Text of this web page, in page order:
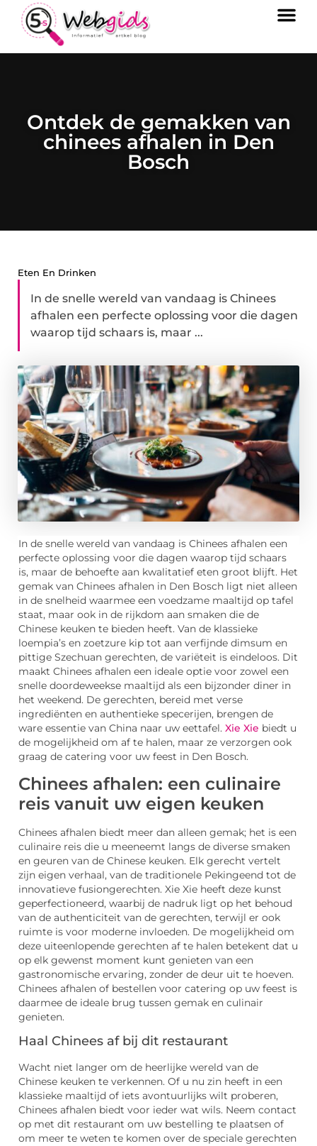
Ontdek de gemakken van
chinees afhalen in Den
Bosch
Eten En Drinken
In de snelle wereld van vandaag is Chinees
afhalen een perfecte oplossing voor die dagen
waarop tijd schaars is, maar ...
In de snelle wereld van vandaag is Chinees afhalen een
perfecte oplossing voor die dagen waarop tijd schaars
is, maar de behoefte aan kwalitatief eten groot blijft. Het
gemak van Chinees afhalen in Den Bosch ligt niet alleen
in de snelheid waarmee een voedzame maaltijd op tafel
staat, maar ook in de rijkdom aan smaken die de
Chinese keuken te bieden heeft. Van de klassieke
loempia’s en zoetzure kip tot aan verfijnde dimsum en
pittige Szechuan gerechten, de variëteit is eindeloos. Dit
maakt Chinees afhalen een ideale optie voor zowel een
snelle doordeweekse maaltijd als een bijzonder diner in
het weekend. De gerechten, bereid met verse
ingrediënten en authentieke specerijen, brengen de
ware essentie van China naar uw eettafel. Xie Xie biedt u
de mogelijkheid om af te halen, maar ze verzorgen ook
graag de catering voor uw feest in Den Bosch.
Chinees afhalen: een culinaire
reis vanuit uw eigen keuken
Chinees afhalen biedt meer dan alleen gemak; het is een
culinaire reis die u meeneemt langs de diverse smaken
en geuren van de Chinese keuken. Elk gerecht vertelt
zijn eigen verhaal, van de traditionele Pekingeend tot de
innovatieve fusiongerechten. Xie Xie heeft deze kunst
geperfectioneerd, waarbij de nadruk ligt op het behoud
van de authenticiteit van de gerechten, terwijl er ook
ruimte is voor moderne invloeden. De mogelijkheid om
deze uiteenlopende gerechten af te halen betekent dat u
op elk gewenst moment kunt genieten van een
gastronomische ervaring, zonder de deur uit te hoeven.
Chinees afhalen of bestellen voor catering op uw feest is
daarmee de ideale brug tussen gemak en culinair
genieten.
Haal Chinees af bij dit restaurant
Wacht niet langer om de heerlijke wereld van de
Chinese keuken te verkennen. Of u nu zin heeft in een
klassieke maaltijd of iets avontuurlijks wilt proberen,
Chinees afhalen biedt voor ieder wat wils. Neem contact
op met dit restaurant om uw bestelling te plaatsen of
om meer te weten te komen over de speciale gerechten